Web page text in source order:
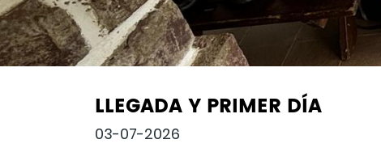
LLEGADA Y PRIMER DÍA
03-07-2026